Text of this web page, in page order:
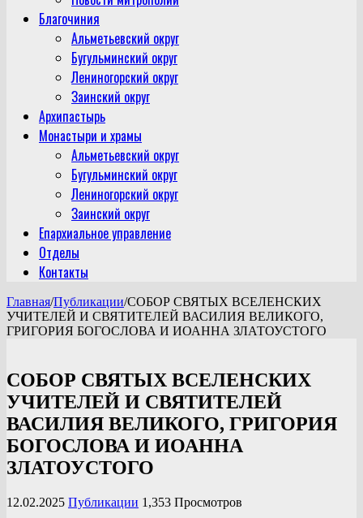
Благочиния
Альметьевский округ
Бугульминский округ
Лениногорский округ
Заинский округ
Архипастырь
Монастыри и храмы
Альметьевский округ
Бугульминский округ
Лениногорский округ
Заинский округ
Епархиальное управление
Отделы
Контакты
Главная/Публикации/СОБОР СВЯТЫХ ВСЕЛЕНСКИХ
УЧИТЕЛЕЙ И СВЯТИТЕЛЕЙ ВАСИЛИЯ ВЕЛИКОГО,
ГРИГОРИЯ БОГОСЛОВА И ИОАННА ЗЛАТОУСТОГО
СОБОР СВЯТЫХ ВСЕЛЕНСКИХ
УЧИТЕЛЕЙ И СВЯТИТЕЛЕЙ
ВАСИЛИЯ ВЕЛИКОГО, ГРИГОРИЯ
БОГОСЛОВА И ИОАННА
ЗЛАТОУСТОГО
12.02.2025 Публикации 1,353 Просмотров